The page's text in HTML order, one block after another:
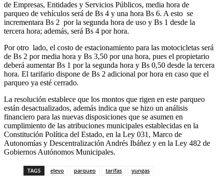
de Empresas, Entidades y Servicios Públicos, media hora de
parqueo de vehículos será de Bs 4 y una hora Bs 6. A esto se
incrementara Bs 2 por la segunda hora de uso y Bs 1 desde la
tercera hora; además, será Bs 4 por hora.
Por otro lado, el costo de estacionamiento para las motocicletas será
de Bs 2 por media hora y Bs 3,50 por una hora, pues el propietario
deberá aumentar Bs 1 por la segunda hora y Bs 0,50 desde la tercera
hora. El tarifario dispone de Bs 2 adicional por hora en caso que el
parqueo ya esté cerrado.
La resolución establece que los montos que rigen en este parqueo
están desactualizados, además indica que se hizo un análisis
financiero para las nuevas disposiciones que se asumen en
cumplimiento de las atribuciones municipales establecidas en la
Constitución Política del Estado, en la Ley 031, Marco de
Autonomías y Descentralización Andrés Ibáñez y en la Ley 482 de
Gobiernos Autónomos Municipales.
TAGS elevo parqueo tarifas yungas